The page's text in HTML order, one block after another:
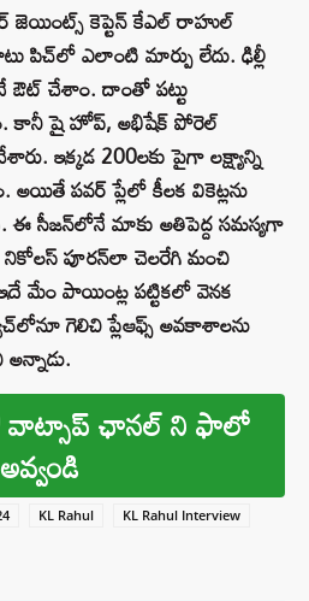
జెయింట్స్‌ కెప్టెన్ కేఎల్ రాహుల్
పిచ్‌లో ఎలాంటి మార్పు లేదు. ఢిల్లీ
ఔట్ చేశాం. దాంతో పట్టు
కానీ షై హోప్‌, అభిషేక్ పోరెల్
ఇక్కడ 200లకు పైగా లక్ష్యాన్ని
పవర్‌ ప్లేలో కీలక వికెట్లను
ఈ సీజన్‌లోనే మాకు అతిపెద్ద సమస్యగా
పూరన్‌లా చెలరేగి మంచి
మేం పాయింట్ల పట్టికలో వెనక
గెలిచి ప్లేఆఫ్స్‌ అవకాశాలను
వాట్సాప్ ఛానల్ ని ఫాలో
అవ్వండి
KL Rahul
KL Rahul Interview